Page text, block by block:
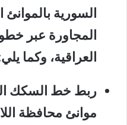
السورية بالموانئ
المجاورة عبر
العراقية، وكما
ربط خط السكك
موانئ محافظة